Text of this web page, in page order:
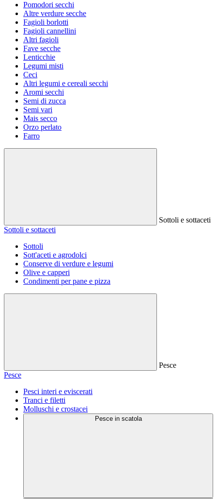
Pomodori secchi
Altre verdure secche
Fagioli borlotti
Fagioli cannellini
Altri fagioli
Fave secche
Lenticchie
Legumi misti
Ceci
Altri legumi e cereali secchi
Aromi secchi
Semi di zucca
Semi vari
Mais secco
Orzo perlato
Farro
Sottoli e sottaceti
Sottoli e sottaceti
Sottoli
Sott'aceti e agrodolci
Conserve di verdure e legumi
Olive e capperi
Condimenti per pane e pizza
Pesce
Pesce
Pesci interi e eviscerati
Tranci e filetti
Molluschi e crostacei
Pesce in scatola